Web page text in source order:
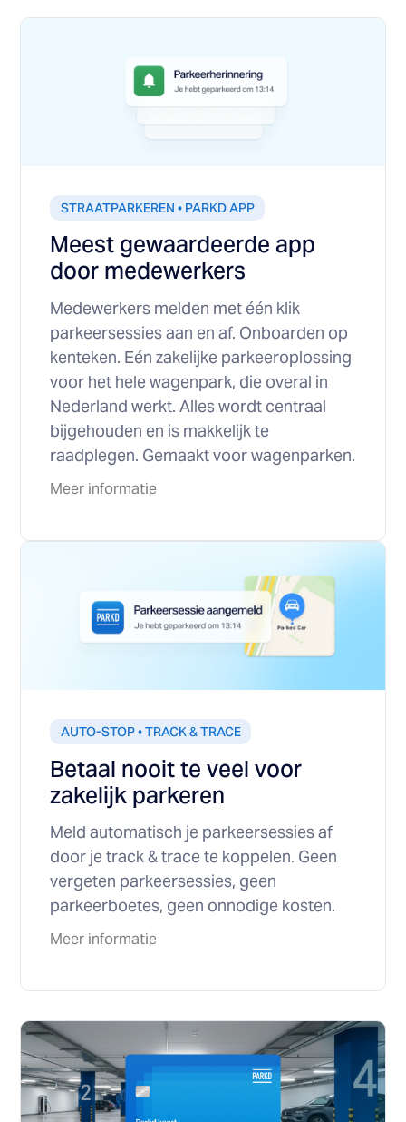
STRAATPARKEREN • PARKD APP
Meest gewaardeerde app
door medewerkers
Medewerkers melden met één klik
parkeersessies aan en af. Onboarden op
kenteken. Eén zakelijke parkeeroplossing
voor het hele wagenpark, die overal in
Nederland werkt. Alles wordt centraal
bijgehouden en is makkelijk te
raadplegen. Gemaakt voor wagenparken.
Meer informatie
AUTO-STOP • TRACK & TRACE
Betaal nooit te veel voor
zakelijk parkeren
Meld automatisch je parkeersessies af
door je track & trace te koppelen. Geen
vergeten parkeersessies, geen
parkeerboetes, geen onnodige kosten.
Meer informatie